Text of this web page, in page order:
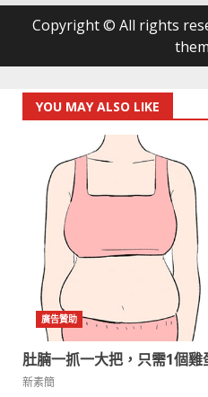
Copyright © All rights
YOU MAY ALSO LIKE
肚腩一抓一大把，只需1個
新素簡